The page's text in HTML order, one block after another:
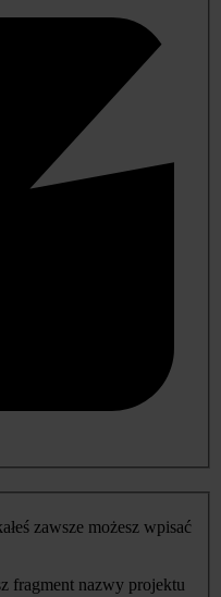
zawsze możesz wpisać
fragment nazwy projektu